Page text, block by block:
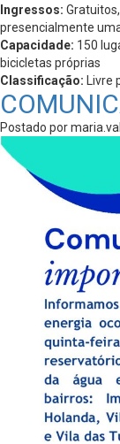
Ingressos:
presencialmente
Capacidade: 150
bicicletas próprias
Classificação: Livre
Postado por